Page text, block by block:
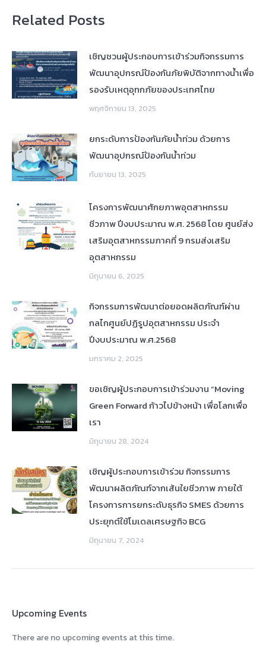
Related Posts
เชิญชวนผู้ประกอบการเข้าร่วมกิจกรรมการ
พัฒนาอุปกรณ์ป้องกันภัยพิบัติจากทางน้ำเพื่อ
รองรับเหตุอุทกภัยของประเทศไทย
พฤศจิกายน 13, 2025
ยกระดับการป้องกันภัยน้ำท่วม ด้วยการ
พัฒนาอุปกรณ์ป้องกันน้ำท่วม
กันยายน 13, 2025
โครงการพัฒนาศักยภาพอุตสาหกรรม
ชีวภาพ ปีงบประมาณ พ.ศ. 2568 โดย ศูนย์ส่ง
เสริมอุตสาหกรรมภาคที่ 9 กรมส่งเสริม
อุตสาหกรรม
มิถุนายน 6, 2025
กิจกรรมการพัฒนาต่อยอดผลิตภัณฑ์ผ่าน
กลไกศูนย์ปฏิรูปอุตสาหกรรม ประจำ
ปีงบประมาณ พ.ศ.2568
มกราคม 2, 2025
ขอเชิญผู้ประกอบการเข้าร่วมงาน “Moving
Green Forward ก้าวไปข้างหน้า เพื่อโลกเพื่อ
เรา
มิถุนายน 28, 2024
เชิญผู้ประกอบการเข้าร่วม กิจกรรมการ
พัฒนาผลิตภัณฑ์จากเส้นใยชีวภาพ ภายใต้
โครงการการยกระดับธุรกิจ SMES ด้วยการ
ประยุกต์ใช้โมเดลเศรษฐกิจ BCG
มิถุนายน 7, 2024
Upcoming Events
There are no upcoming events at this time.